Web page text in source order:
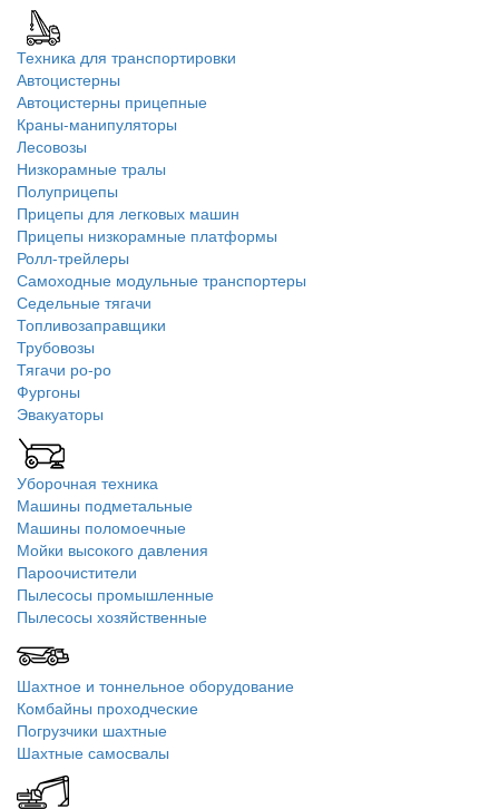
Техника для транспортировки
Автоцистерны
Автоцистерны прицепные
Краны-манипуляторы
Лесовозы
Низкорамные тралы
Полуприцепы
Прицепы для легковых машин
Прицепы низкорамные платформы
Ролл-трейлеры
Самоходные модульные транспортеры
Седельные тягачи
Топливозаправщики
Трубовозы
Тягачи ро-ро
Фургоны
Эвакуаторы
Уборочная техника
Машины подметальные
Машины поломоечные
Мойки высокого давления
Пароочистители
Пылесосы промышленные
Пылесосы хозяйственные
Шахтное и тоннельное оборудование
Комбайны проходческие
Погрузчики шахтные
Шахтные самосвалы